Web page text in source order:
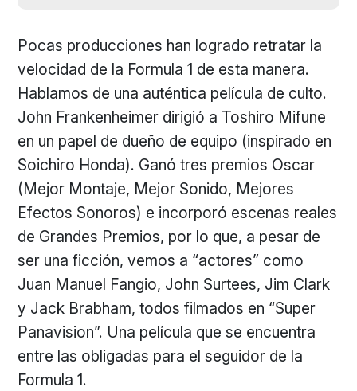
Pocas producciones han logrado retratar la
velocidad de la Formula 1 de esta manera.
Hablamos de una auténtica película de culto.
John Frankenheimer dirigió a Toshiro Mifune
en un papel de dueño de equipo (inspirado en
Soichiro Honda). Ganó tres premios Oscar
(Mejor Montaje, Mejor Sonido, Mejores
Efectos Sonoros) e incorporó escenas reales
de Grandes Premios, por lo que, a pesar de
ser una ficción, vemos a “actores” como
Juan Manuel Fangio, John Surtees, Jim Clark
y Jack Brabham, todos filmados en “Super
Panavision”. Una película que se encuentra
entre las obligadas para el seguidor de la
Formula 1.